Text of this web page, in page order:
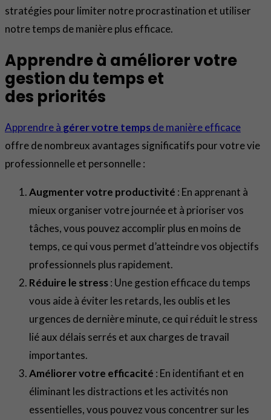
stratégies pour limiter notre procrastination et utiliser
notre temps de manière plus efficace.
Apprendre à améliorer votre
gestion du temps et
des priorités
Apprendre à gérer votre tempsde manière efficace
offre de nombreux avantages significatifs pour votre vie
professionnelle et personnelle :
Augmenter votre productivité : En apprenant à
mieux organiser votre journée et à prioriser vos
tâches, vous pouvez accomplir plus en moins de
temps, ce qui vous permet d’atteindre vos objectifs
professionnels plus rapidement.
Réduire le stress: Une gestion efficace du temps
vous aide à éviter les retards, les oublis et les
urgences de dernière minute, ce qui réduit le stress
lié aux délais serrés et aux charges de travail
importantes.
Améliorer votre efficacité : En identifiant et en
éliminant les distractions et les activités non
essentielles, vous pouvez vous concentrer sur les